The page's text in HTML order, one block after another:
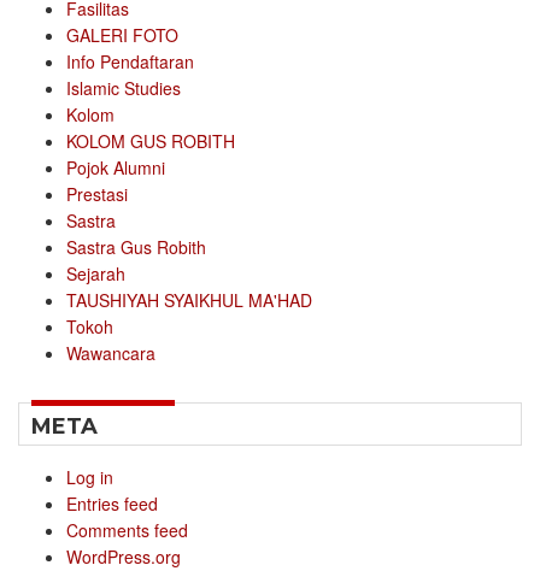
Fasilitas
GALERI FOTO
Info Pendaftaran
Islamic Studies
Kolom
KOLOM GUS ROBITH
Pojok Alumni
Prestasi
Sastra
Sastra Gus Robith
Sejarah
TAUSHIYAH SYAIKHUL MA'HAD
Tokoh
Wawancara
META
Log in
Entries feed
Comments feed
WordPress.org